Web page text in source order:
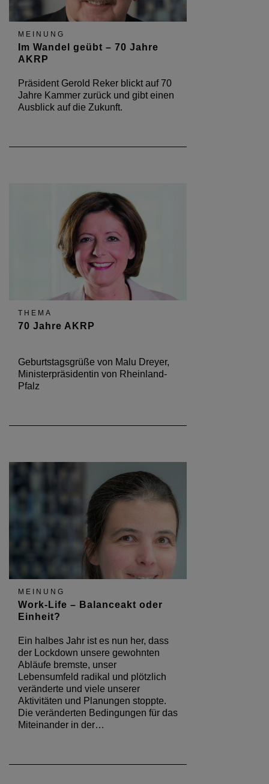
MEINUNG
Im Wandel geübt – 70 Jahre
AKRP
Präsident Gerold Reker blickt auf 70
Jahre Kammer zurück und gibt einen
Ausblick auf die Zukunft.
THEMA
70 Jahre AKRP
Geburtstagsgrüße von Malu Dreyer,
Ministerpräsidentin von Rheinland-
Pfalz
MEINUNG
Work-Life – Balanceakt oder
Einheit?
Ein halbes Jahr ist es nun her, dass
der Lockdown unsere gewohnten
Abläufe bremste, unser
Lebensumfeld radikal und plötzlich
veränderte und viele unserer
Aktivitäten und Planungen stoppte.
Die veränderten Bedingungen für das
Miteinander in der…